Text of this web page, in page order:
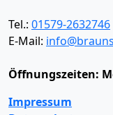
Tel.: 01579-2632746
E-Mail:
Öffnungszeiten:
Impressum